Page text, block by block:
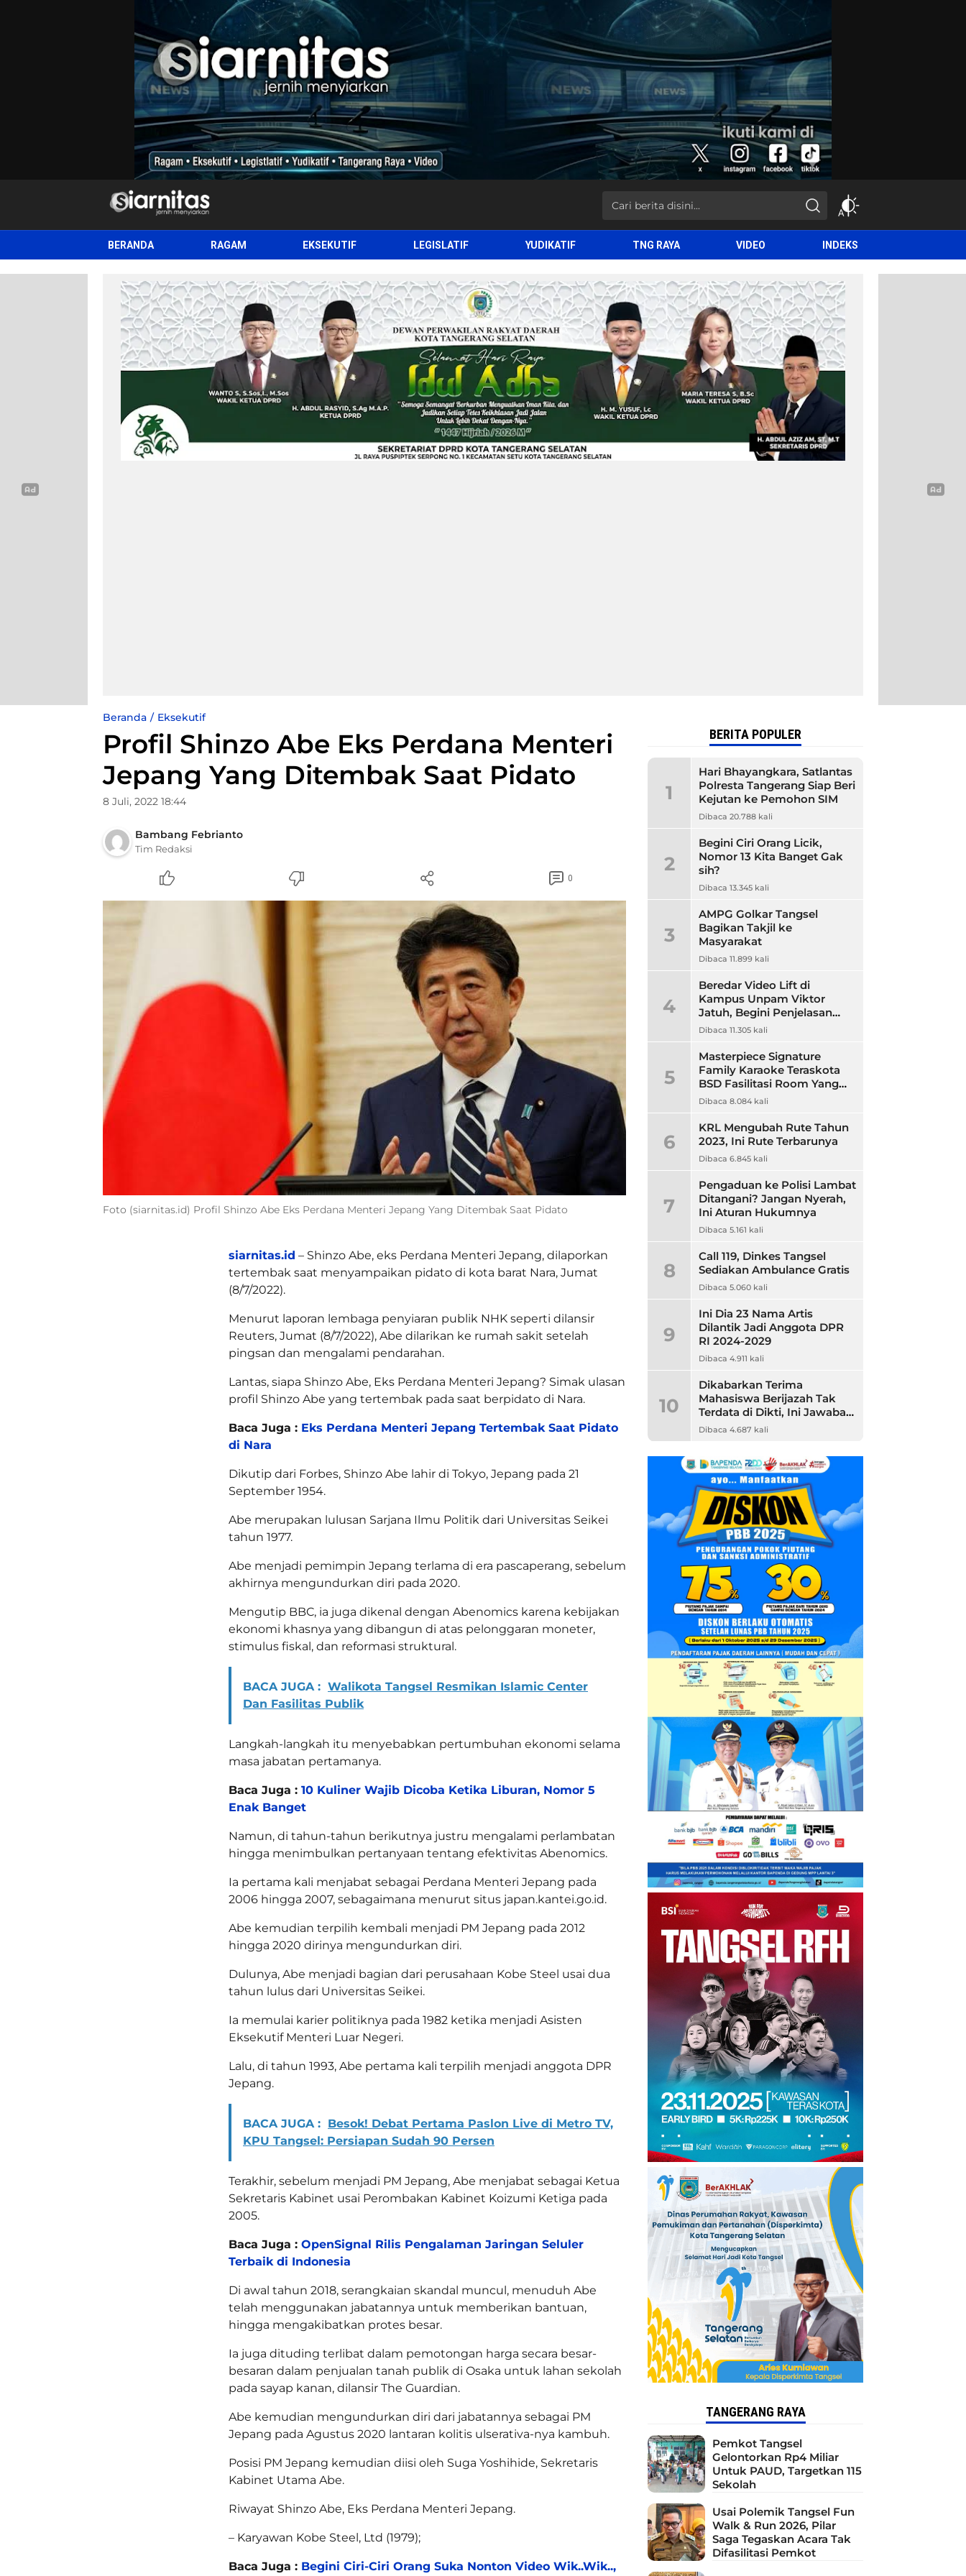
siarnitas
Jernih Menyiarkan
BERANDA RAGAM EKSEKUTIF LEGISLATIF YUDIKATIF TNG RAYA VIDEO INDEKS
Beranda Eksekutif
Profil Shinzo Abe Eks Perdana Menteri
Jepang Yang Ditembak Saat Pidato
8 Juli, 2022 18:44
Bambang Febrianto
Tim Redaksi
0
Foto (siarnitas.id) Profil Shinzo Abe Eks Perdana Menteri Jepang Yang Ditembak Saat Pidato
siarnitas.id – Shinzo Abe, eks Perdana Menteri Jepang, dilaporkan
tertembak saat menyampaikan pidato di kota barat Nara, Jumat
(8/7/2022).
Menurut laporan lembaga penyiaran publik NHK seperti dilansir
Reuters, Jumat (8/7/2022), Abe dilarikan ke rumah sakit setelah
pingsan dan mengalami pendarahan.
Lantas, siapa Shinzo Abe, Eks Perdana Menteri Jepang? Simak ulasan
profil Shinzo Abe yang tertembak pada saat berpidato di Nara.
Baca Juga : Eks Perdana Menteri Jepang Tertembak Saat Pidato
di Nara
Dikutip dari Forbes, Shinzo Abe lahir di Tokyo, Jepang pada 21
September 1954.
Abe merupakan lulusan Sarjana Ilmu Politik dari Universitas Seikei
tahun 1977.
Abe menjadi pemimpin Jepang terlama di era pascaperang, sebelum
akhirnya mengundurkan diri pada 2020.
Mengutip BBC, ia juga dikenal dengan Abenomics karena kebijakan
ekonomi khasnya yang dibangun di atas pelonggaran moneter,
stimulus fiskal, dan reformasi struktural.
BACA JUGA : Walikota Tangsel Resmikan Islamic Center
Dan Fasilitas Publik
Langkah-langkah itu menyebabkan pertumbuhan ekonomi selama
masa jabatan pertamanya.
Baca Juga : 10 Kuliner Wajib Dicoba Ketika Liburan, Nomor 5
Enak Banget
Namun, di tahun-tahun berikutnya justru mengalami perlambatan
hingga menimbulkan pertanyaan tentang efektivitas Abenomics.
Ia pertama kali menjabat sebagai Perdana Menteri Jepang pada
2006 hingga 2007, sebagaimana menurut situs japan.kantei.go.id.
Abe kemudian terpilih kembali menjadi PM Jepang pada 2012
hingga 2020 dirinya mengundurkan diri.
Dulunya, Abe menjadi bagian dari perusahaan Kobe Steel usai dua
tahun lulus dari Universitas Seikei.
Ia memulai karier politiknya pada 1982 ketika menjadi Asisten
Eksekutif Menteri Luar Negeri.
Lalu, di tahun 1993, Abe pertama kali terpilih menjadi anggota DPR
Jepang.
BACA JUGA : Besok! Debat Pertama Paslon Live di Metro TV,
KPU Tangsel: Persiapan Sudah 90 Persen
Terakhir, sebelum menjadi PM Jepang, Abe menjabat sebagai Ketua
Sekretaris Kabinet usai Perombakan Kabinet Koizumi Ketiga pada
2005.
Baca Juga : OpenSignal Rilis Pengalaman Jaringan Seluler
Terbaik di Indonesia
Di awal tahun 2018, serangkaian skandal muncul, menuduh Abe
telah menggunakan jabatannya untuk memberikan bantuan,
hingga mengakibatkan protes besar.
Ia juga dituding terlibat dalam pemotongan harga secara besar-
besaran dalam penjualan tanah publik di Osaka untuk lahan sekolah
pada sayap kanan, dilansir The Guardian.
Abe kemudian mengundurkan diri dari jabatannya sebagai PM
Jepang pada Agustus 2020 lantaran kolitis ulserativa-nya kambuh.
Posisi PM Jepang kemudian diisi oleh Suga Yoshihide, Sekretaris
Kabinet Utama Abe.
Riwayat Shinzo Abe, Eks Perdana Menteri Jepang.
– Karyawan Kobe Steel, Ltd (1979);
Baca Juga : Begini Ciri-Ciri Orang Suka Nonton Video Wik..Wik..,
BERITA POPULER
1
Hari Bhayangkara, Satlantas
Polresta Tangerang Siap Beri
Kejutan ke Pemohon SIM
Dibaca 20.788 kali
2
Begini Ciri Orang Licik,
Nomor 13 Kita Banget Gak
sih?
Dibaca 13.345 kali
3
AMPG Golkar Tangsel
Bagikan Takjil ke
Masyarakat
Dibaca 11.899 kali
4
Beredar Video Lift di
Kampus Unpam Viktor
Jatuh, Begini Penjelasan
Rektor Unpam
Dibaca 11.305 kali
5
Masterpiece Signature
Family Karaoke Teraskota
BSD Fasilitasi Room Yang
Nyaman dan Harga
Dibaca 8.084 kali
6
KRL Mengubah Rute Tahun
2023, Ini Rute Terbarunya
Dibaca 6.845 kali
7
Pengaduan ke Polisi Lambat
Ditangani? Jangan Nyerah,
Ini Aturan Hukumnya
Dibaca 5.161 kali
8
Call 119, Dinkes Tangsel
Sediakan Ambulance Gratis
Dibaca 5.060 kali
9
Ini Dia 23 Nama Artis
Dilantik Jadi Anggota DPR
RI 2024-2029
Dibaca 4.911 kali
10
Dikabarkan Terima
Mahasiswa Berijazah Tak
Terdata di Dikti, Ini Jawaban
Unpam
Dibaca 4.687 kali
TANGERANG RAYA
Pemkot Tangsel
Gelontorkan Rp4 Miliar
Untuk PAUD, Targetkan 115
Sekolah
Usai Polemik Tangsel Fun
Walk & Run 2026, Pilar
Saga Tegaskan Acara Tak
Difasilitasi Pemkot